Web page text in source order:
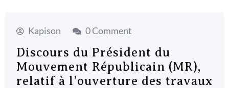
Kapison 0 Comment
Discours du Président du
Mouvement Républicain (MR),
relatif à l’ouverture des travaux